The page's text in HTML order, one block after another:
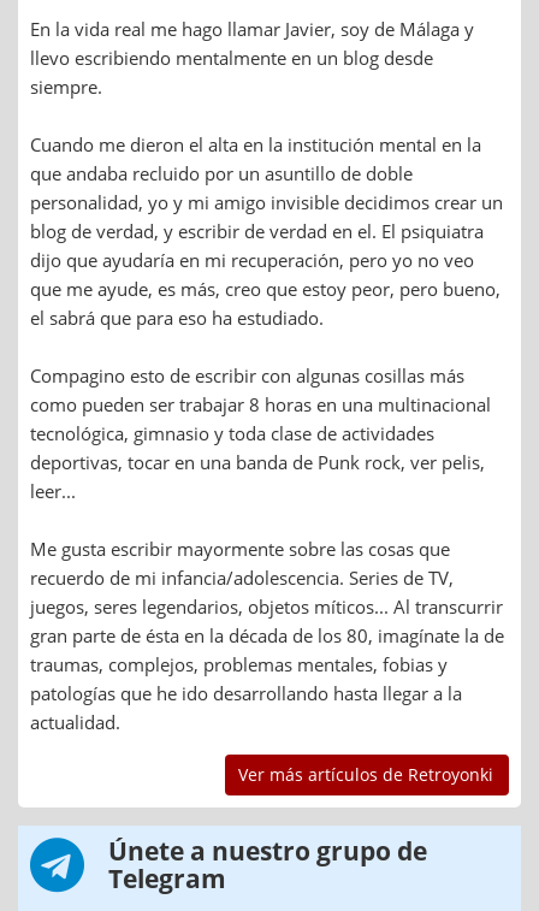
En la vida real me hago llamar Javier, soy de Málaga y
llevo escribiendo mentalmente en un blog desde
siempre.
Cuando me dieron el alta en la institución mental en la
que andaba recluido por un asuntillo de doble
personalidad, yo y mi amigo invisible decidimos crear un
blog de verdad, y escribir de verdad en el. El psiquiatra
dijo que ayudaría en mi recuperación, pero yo no veo
que me ayude, es más, creo que estoy peor, pero bueno,
el sabrá que para eso ha estudiado.
Compagino esto de escribir con algunas cosillas más
como pueden ser trabajar 8 horas en una multinacional
tecnológica, gimnasio y toda clase de actividades
deportivas, tocar en una banda de Punk rock, ver pelis,
leer...
Me gusta escribir mayormente sobre las cosas que
recuerdo de mi infancia/adolescencia. Series de TV,
juegos, seres legendarios, objetos míticos... Al transcurrir
gran parte de ésta en la década de los 80, imagínate la de
traumas, complejos, problemas mentales, fobias y
patologías que he ido desarrollando hasta llegar a la
actualidad.
Ver más artículos de Retroyonki
Únete a nuestro grupo de
Telegram